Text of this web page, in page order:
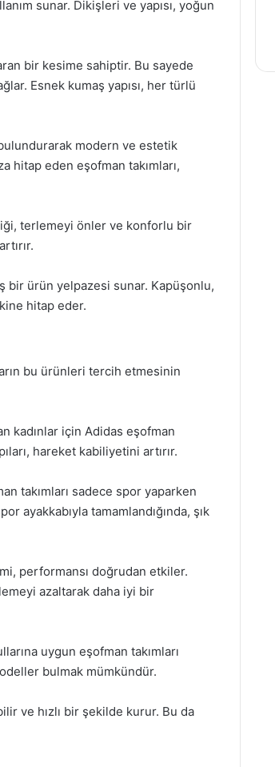
sunar. Dikişleri ve yapısı, yoğun
bir kesime sahiptir. Bu sayede
Esnek kumaş yapısı, her türlü
modern ve estetik
hitap eden eşofman takımları,
terlemeyi önler ve konforlu bir
ürün yelpazesi sunar. Kapüşonlu,
hitap eder.
bu ürünleri tercih etmesinin
kadınlar için Adidas eşofman
hareket kabiliyetini artırır.
takımları sadece spor yaparken
ayakkabıyla tamamlandığında, şık
performansı doğrudan etkiler.
azaltarak daha iyi bir
uygun eşofman takımları
bulmak mümkündür.
ve hızlı bir şekilde kurur. Bu da